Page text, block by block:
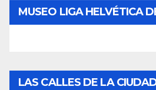
MUSEO LIGA HELVÉTICA
LAS CALLES DE LA